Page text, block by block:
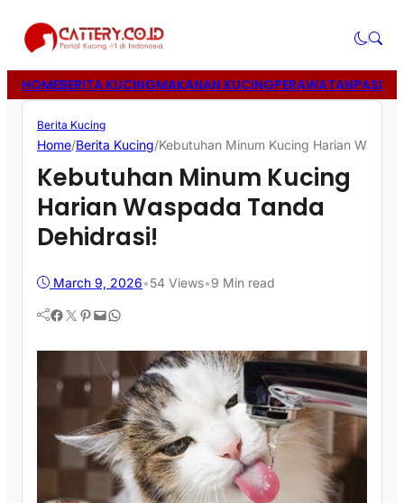
HOMEBERITA KUCINGMAKANAN KUCINGPERAWATANPASIR
Berita Kucing
Home/Berita Kucing/Kebutuhan Minum Kucing Harian
Kebutuhan Minum Kucing
Harian Waspada Tanda
Dehidrasi!
March 9, 2026•54 Views•9 Min read
Facebook Twitter Pinterest Mail WhatsApp